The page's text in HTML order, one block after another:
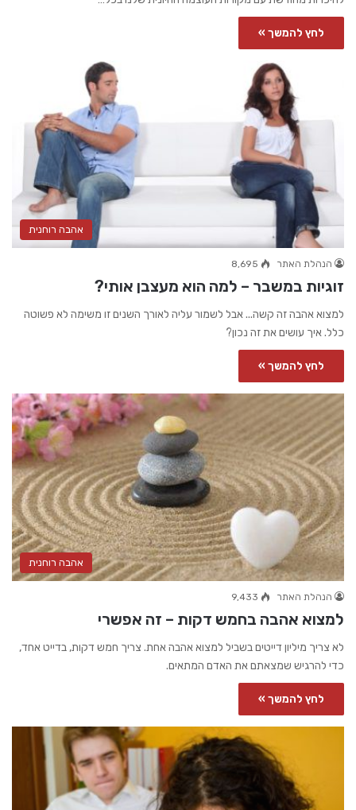
לחץ להמשך »
אהבה רוחנית
הנהלת האתר 8,695
זוגיות במשבר – למה הוא מעצבן אותי?
למצוא אהבה זה קשה... אבל לשמור עליה לאורך השנים זו משימה לא פשוטה
כלל. איך עושים את זה נכון?
לחץ להמשך »
אהבה רוחנית
הנהלת האתר 9,433
למצוא אהבה בחמש דקות – זה אפשרי
לא צריך מיליון דייטים בשביל למצוא אהבה אחת. צריך חמש דקות, בדייט אחד,
כדי להרגיש שמצאתם את האדם המתאים.
לחץ להמשך »